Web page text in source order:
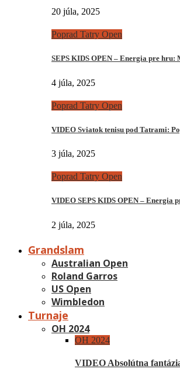
20 júla, 2025
Poprad Tatry Open
SEPS KIDS OPEN – Energia pre
4 júla, 2025
Poprad Tatry Open
VIDEO Sviatok tenisu pod Tatrami:
3 júla, 2025
Poprad Tatry Open
VIDEO SEPS KIDS OPEN – Energia
2 júla, 2025
Grandslam
Australian Open
Roland Garros
US Open
Wimbledon
Turnaje
OH 2024
OH 2024
VIDEO Absolútna